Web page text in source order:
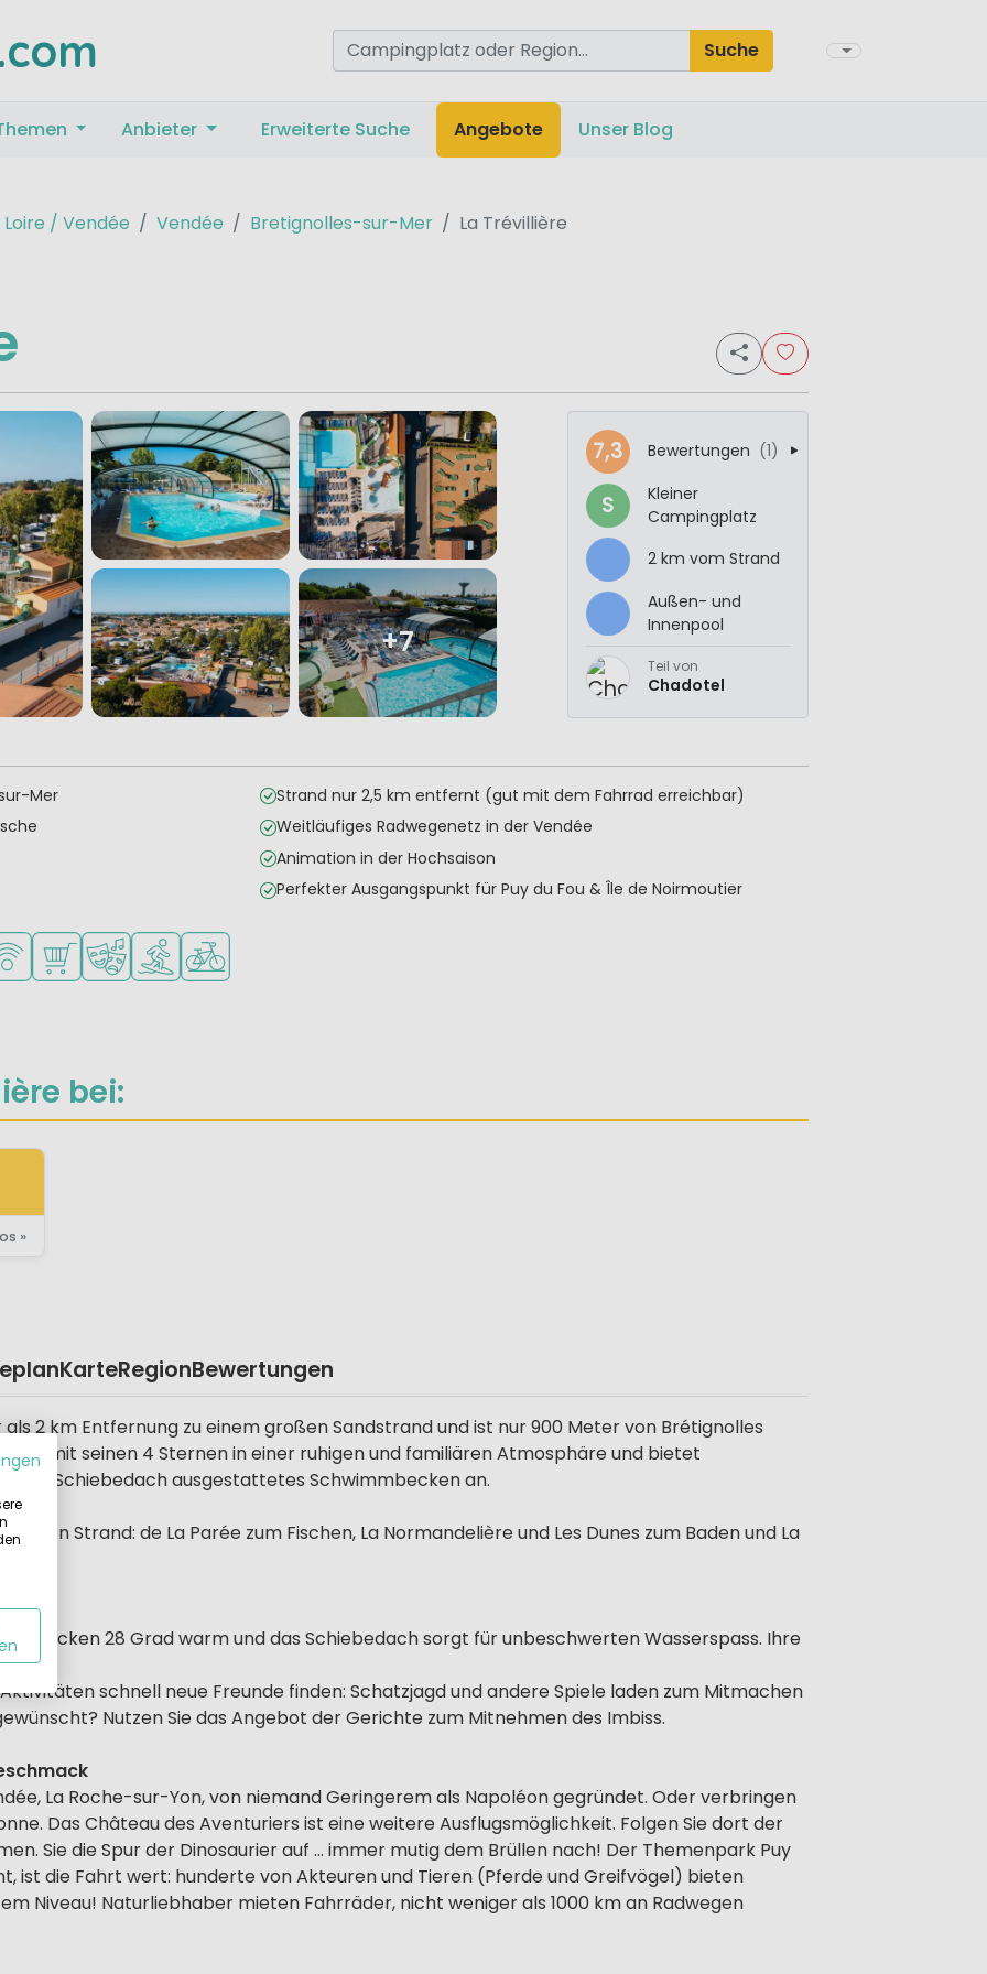
Suche
Anbieter Erweiterte Suche Angebote Unser Blog
Loire / Vendée Vendée Bretignolles-sur-Mer La Trévillière
+7
7,3 Bewertungen (1)
S
Kleiner
Campingplatz
2 km vom Strand
Außen- und
Innenpool
Teil von
Chadotel
Mer
Strand nur 2,5 km entfernt (gut mit dem Fahrrad erreichbar)
Weitläufiges Radwegenetz in der Vendée
Animation in der Hochsaison
Perfekter Ausgangspunkt für Puy du Fou & Île de Noirmoutier
kleine Kinder
verfügbar
Supermarkt/Laden
Animationsteam
Wassersportmöglichkeiten
Fahrradverleih
bei:
»
KarteRegionBewertungen
2 km Entfernung zu einem großen Sandstrand und ist nur 900 Meter von Brétignolles
Sie mit seinen 4 Sternen in einer ruhigen und familiären Atmosphäre und bietet
Schiebedach ausgestattetes Schwimmbecken an.
Strand: de La Parée zum Fischen, La Normandelière und Les Dunes zum Baden und La
28 Grad warm und das Schiebedach sorgt für unbeschwerten Wasserspass. Ihre
schnell neue Freunde finden: Schatzjagd und andere Spiele laden zum Mitmachen
Nutzen Sie das Angebot der Gerichte zum Mitnehmen des Imbiss.
La Roche-sur-Yon, von niemand Geringerem als Napoléon gegründet. Oder verbringen
Das Château des Aventuriers ist eine weitere Ausflugsmöglichkeit. Folgen Sie dort der
Sie die Spur der Dinosaurier auf ... immer mutig dem Brüllen nach! Der Themenpark Puy
ist die Fahrt wert: hunderte von Akteuren und Tieren (Pferde und Greifvögel) bieten
Niveau! Naturliebhaber mieten Fahrräder, nicht weniger als 1000 km an Radwegen